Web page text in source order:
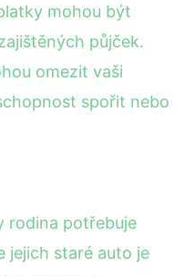
mohou být
půjček.
omezit vaši
spořit nebo
rodina potřebuje
jejich staré auto je